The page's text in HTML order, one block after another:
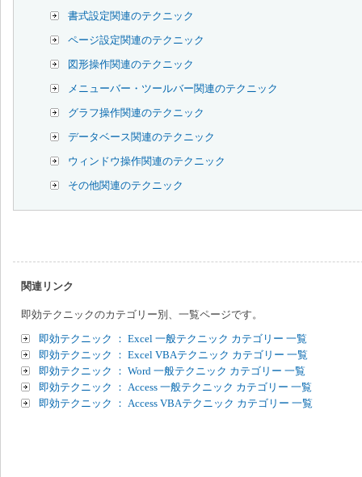
書式設定関連のテクニック
ページ設定関連のテクニック
図形操作関連のテクニック
メニューバー・ツールバー関連のテクニック
グラフ操作関連のテクニック
データベース関連のテクニック
ウィンドウ操作関連のテクニック
その他関連のテクニック
関連リンク
即効テクニックのカテゴリー別、一覧ページです。
即効テクニック ： Excel 一般テクニック カテゴリー 一覧
即効テクニック ： Excel VBAテクニック カテゴリー 一覧
即効テクニック ： Word 一般テクニック カテゴリー 一覧
即効テクニック ： Access 一般テクニック カテゴリー 一覧
即効テクニック ： Access VBAテクニック カテゴリー 一覧